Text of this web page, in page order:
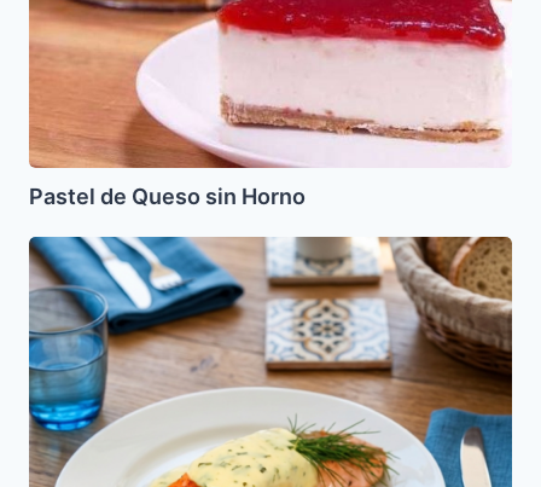
Pastel de Queso sin Horno
Salmón
en
Salsa
de
Romero
y
Alcaparras